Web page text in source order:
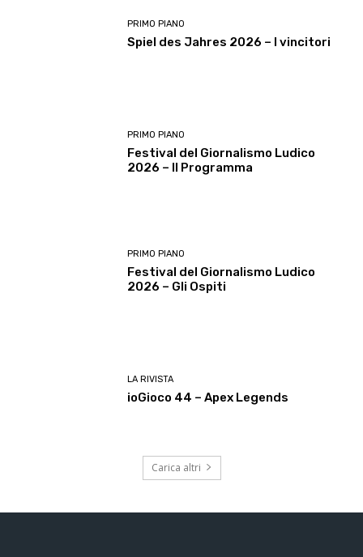
PRIMO PIANO
Spiel des Jahres 2026 – I vincitori
PRIMO PIANO
Festival del Giornalismo Ludico
2026 – Il Programma
PRIMO PIANO
Festival del Giornalismo Ludico
2026 – Gli Ospiti
LA RIVISTA
ioGioco 44 – Apex Legends
Carica altri